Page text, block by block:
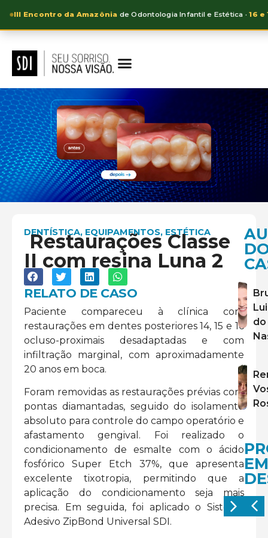
III Encontro da Amazônia de Odontologia Infantil e Estética ·16 e
DENTÍSTICA, EQUIPAMENTOS, ESTÉTICA
Restaurações Classe
II com resina Luna 2
RELATO DE CASO
Paciente compareceu à clínica com
restaurações em dentes posteriores 14, 15 e 16
ocluso-proximais desadaptadas e com
infiltração marginal, com aproximadamente
20 anos em boca.
Foram removidas as restaurações prévias com
pontas diamantadas, seguido do isolamento
absoluto para controle do campo operatório e
afastamento gengival. Foi realizado o
condicionamento de esmalte com o ácido
fosfórico Super Etch 37%, que apresenta
excelente tixotropia, permitindo que a
aplicação do condicionamento seja mais
precisa. Em seguida, foi aplicado o Sistema
Adesivo ZipBond Universal SDI.
do
EM